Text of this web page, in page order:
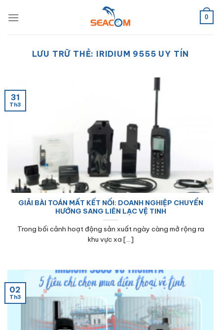
qua
0
LƯU TRỮ THẺ: IRIDIUM 9555 UY TÍN
GIẢI BÀI TOÁN MẤT KẾT NỐI: DOANH NGHIỆP CHUYỂN
HƯỚNG SANG LIÊN LẠC VỆ TINH
Trong bối cảnh hoạt động sản xuất ngày càng mở rộng ra
khu vực xa [...]
31
Th3
02
Th3